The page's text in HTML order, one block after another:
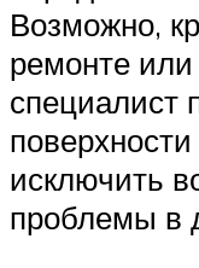
Возможно,
ремонте
специалист
исключить
проблемы в